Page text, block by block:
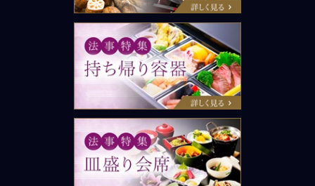
法事特集：持ち帰り容器
法事特集：皿盛り会席